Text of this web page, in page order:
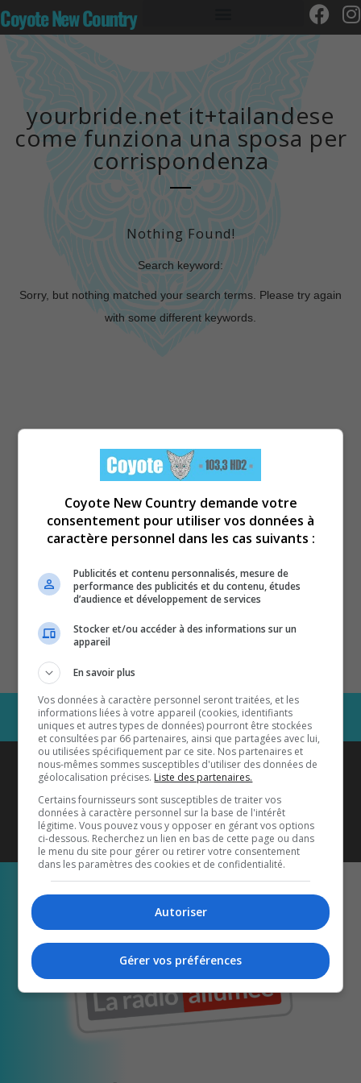
Coyote New Country
yourbride.net it+tailandese
come funziona una sposa per
corrispondenza
Nothing Found!
Search keyword:
Sorry, but nothing matched your search terms. Please try again
with some different keywords.
Coyote New Countryest diffusé
également sur1033 HD2
Écoutez-nous aussi sur…
Coyote New Country demande votre
consentement pour utiliser vos données à
caractère personnel dans les cas suivants :
Publicités et contenu personnalisés, mesure de
performance des publicités et du contenu, études
d’audience et développement de services
Stocker et/ou accéder à des informations sur un
appareil
En savoir plus
Vos données à caractère personnel seront traitées, et les
informations liées à votre appareil (cookies, identifiants
uniques et autres types de données) pourront être stockées
et consultées par 66 partenaires, ainsi que partagées avec lui,
ou utilisées spécifiquement par ce site. Nos partenaires et
nous-mêmes sommes susceptibles d'utiliser des données de
géolocalisation précises. Liste des partenaires.
Certains fournisseurs sont susceptibles de traiter vos
données à caractère personnel sur la base de l'intérêt
légitime. Vous pouvez vous y opposer en gérant vos options
ci-dessous. Recherchez un lien en bas de cette page ou dans
le menu du site pour gérer ou retirer votre consentement
dans les paramètres des cookies et de confidentialité.
Autoriser
Gérer vos préférences